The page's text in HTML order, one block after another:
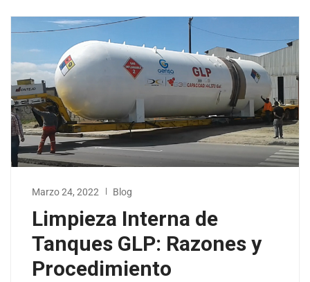
Marzo 24, 2022 Blog
Limpieza Interna de
Tanques GLP: Razones y
Procedimiento